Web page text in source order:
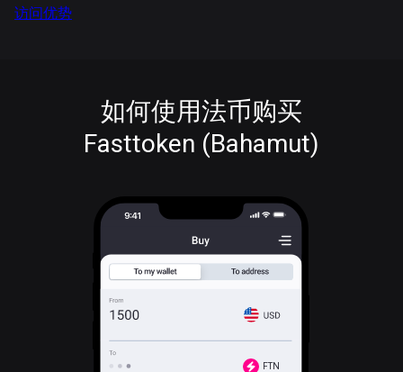
访问优势
如何使用法币购买
Fasttoken (Bahamut)
FTN